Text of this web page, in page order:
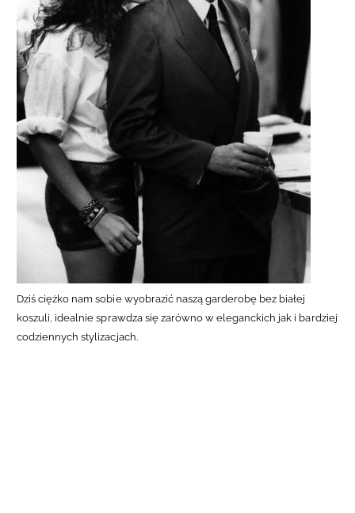
Dziś ciężko nam sobie wyobrazić naszą garderobę bez białej
koszuli, idealnie sprawdza się zarówno w eleganckich jak i bardziej
codziennych stylizacjach.